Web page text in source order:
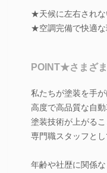
★天候に左右されな
★空調完備で快適な
POINT★さまざ
私たちが塗装を手
高度で高品質な自
塗装技術が上がるこ
専門職スタッフと
年齢や社歴に関係な